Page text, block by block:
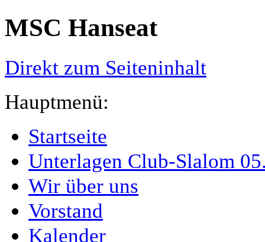
MSC Hanseat
Direkt zum Seiteninhalt
Hauptmenü:
Startseite
Unterlagen Club-Slalom
Wir über uns
Vorstand
Kalender